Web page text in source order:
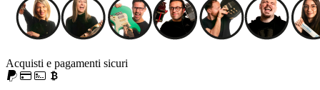
Acquisti e pagamenti sicuri